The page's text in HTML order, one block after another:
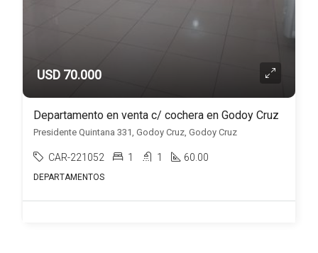
USD 70.000
Departamento en venta c/ cochera en Godoy Cruz
Presidente Quintana 331, Godoy Cruz, Godoy Cruz
CAR-221052 1 1 60.00
DEPARTAMENTOS